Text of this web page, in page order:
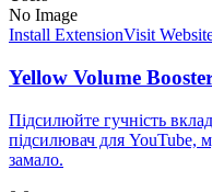
No Image
Install ExtensionVisit
Yellow Volume
Підсилюйте гучність
підсилювач для YouTube,
замало.